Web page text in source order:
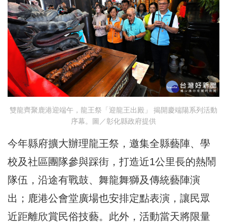
雙龍齊聚鹿港迎端午，龍王祭「迎龍王出殿」 揭開慶端陽系列活動
序幕。圖／彰化縣政府提供
今年縣府擴大辦理龍王祭，邀集全縣藝陣、學
校及社區團隊參與踩街，打造近1公里長的熱鬧
隊伍，沿途有戰鼓、舞龍舞獅及傳統藝陣演
出；鹿港公會堂廣場也安排定點表演，讓民眾
近距離欣賞民俗技藝。此外，活動當天將限量